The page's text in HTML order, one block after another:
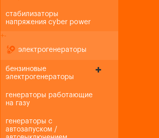
стабилизаторы
напряжения cyber power
+-
электрогенераторы
бензиновые
электрогенераторы
генераторы работающие
на газу
генераторы с
автозапуском /